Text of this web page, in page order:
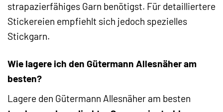
strapazierfähiges Garn benötigst. Für detailliertere
Stickereien empfiehlt sich jedoch spezielles
Stickgarn.
Wie lagere ich den Gütermann Allesnäher am
besten?
Lagere den Gütermann Allesnäher am besten